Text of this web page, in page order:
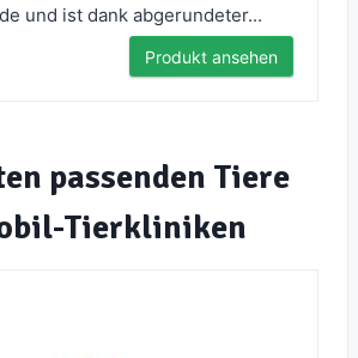
und ist dank abgerundeter...
Produkt ansehen
passenden Tiere
Tierkliniken